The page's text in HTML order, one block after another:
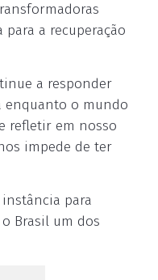
a recuperação
a responder
enquanto o mundo
refletir em nosso
impede de ter
para
Brasil um dos